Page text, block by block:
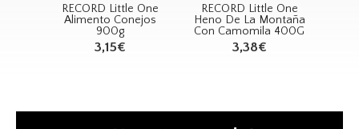
RECORD Little One
Heno De La Montaña
Con Camomila 400G
3,38€
RECORD Little One
Junior Rabbits 900g
3,30€